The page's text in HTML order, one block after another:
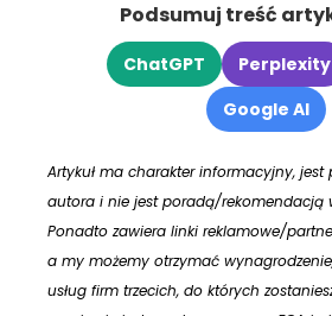
Podsumuj treść
ChatGPT Perplexity
Google AI
Artykuł ma charakter informacyjny,
autora i nie jest poradą/rekomendacją
Ponadto zawiera linki reklamowe/
a my możemy otrzymać
usług firm trzecich, do których